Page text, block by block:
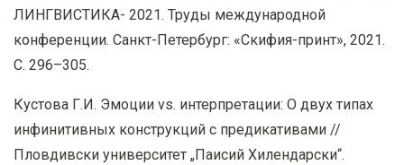
ЛИНГВИСТИКА- 2021. Труды международной
конференции. Санкт-Петербург: «Скифия-принт», 2021.
С. 296–305.
Кустова Г.И. Эмоции vs. интерпретации: О двух типах
инфинитивных конструкций с предикативами //
Пловдивски университет „Паисий Хилендарски“.